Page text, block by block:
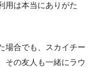
用は本当にありがた
場合でも、スカイチー
その友人も一緒にラウ